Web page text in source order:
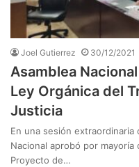
Joel Gutierrez 30/12/2021
Asamblea
Ley Orgánica del
Justicia
En una sesión extraordinaria
Nacional aprobó por
Proyecto de…